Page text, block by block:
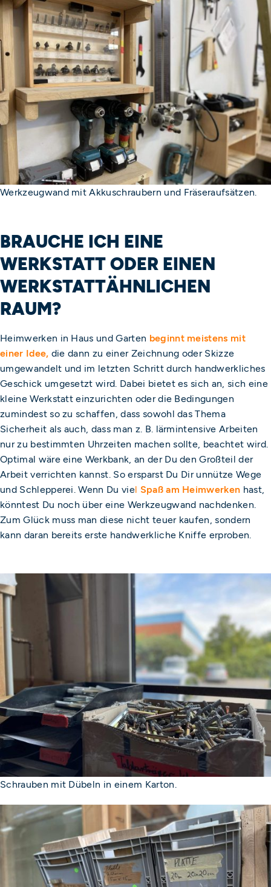
Werkzeugwand mit Akkuschraubern und Fräseraufsätzen.
BRAUCHE ICH EINE
WERKSTATT ODER EINEN
WERKSTATTÄHNLICHEN
RAUM?
Heimwerken in Haus und Garten beginnt meistens mit
einer Idee, die dann zu einer Zeichnung oder Skizze
umgewandelt und im letzten Schritt durch handwerkliches
Geschick umgesetzt wird. Dabei bietet es sich an, sich eine
kleine Werkstatt einzurichten oder die Bedingungen
zumindest so zu schaffen, dass sowohl das Thema
Sicherheit als auch, dass man z. B. lärmintensive Arbeiten
nur zu bestimmten Uhrzeiten machen sollte, beachtet wird.
Optimal wäre eine Werkbank, an der Du den Großteil der
Arbeit verrichten kannst. So ersparst Du Dir unnütze Wege
und Schlepperei. Wenn Du viel Spaß am Heimwerken hast,
könntest Du noch über eine Werkzeugwand nachdenken.
Zum Glück muss man diese nicht teuer kaufen, sondern
kann daran bereits erste handwerkliche Kniffe erproben.
Schrauben mit Dübeln in einem Karton.